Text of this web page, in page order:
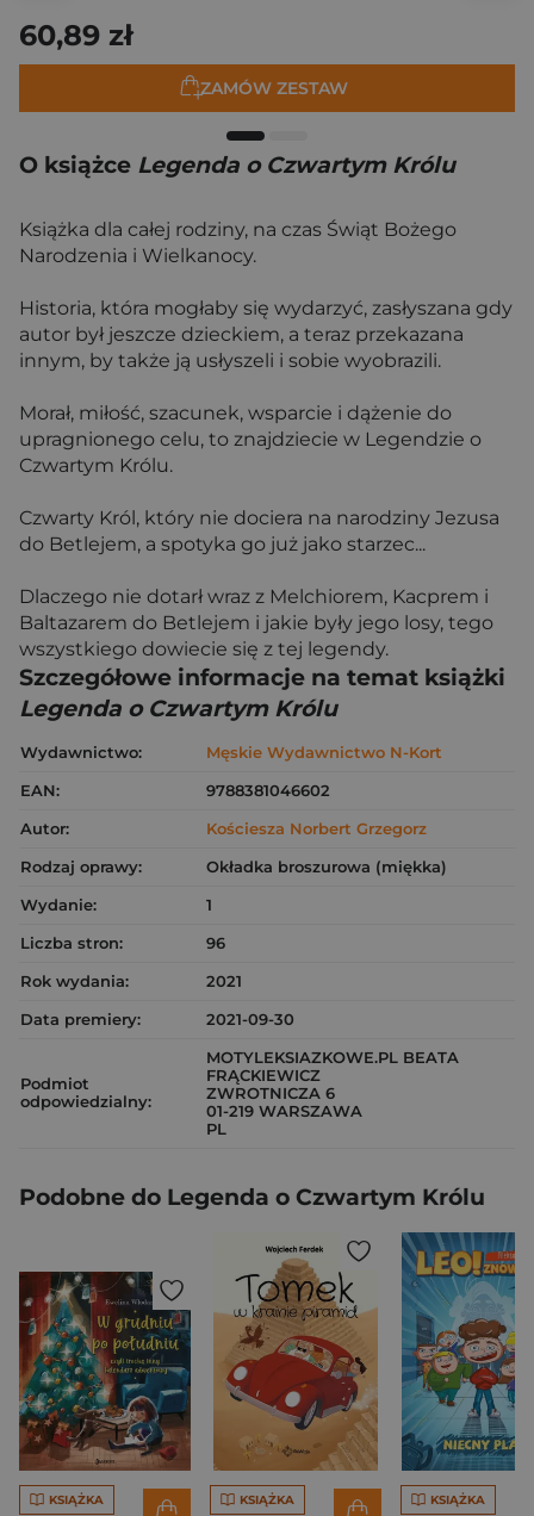
60,89 zł
ZAMÓW ZESTAW
O książce Legenda o Czwartym Królu
Książka dla całej rodziny, na czas Świąt Bożego
Narodzenia i Wielkanocy.
Historia, która mogłaby się wydarzyć, zasłyszana gdy
autor był jeszcze dzieckiem, a teraz przekazana
innym, by także ją usłyszeli i sobie wyobrazili.
Morał, miłość, szacunek, wsparcie i dążenie do
upragnionego celu, to znajdziecie w Legendzie o
Czwartym Królu.
Czwarty Król, który nie dociera na narodziny Jezusa
do Betlejem, a spotyka go już jako starzec...
Dlaczego nie dotarł wraz z Melchiorem, Kacprem i
Baltazarem do Betlejem i jakie były jego losy, tego
wszystkiego dowiecie się z tej legendy.
Szczegółowe informacje na temat książki
Legenda o Czwartym Królu
Wydawnictwo:
Męskie Wydawnictwo N-Kort
EAN:
9788381046602
Autor:
Kościesza Norbert Grzegorz
Rodzaj oprawy:
Okładka broszurowa (miękka)
Wydanie:
1
Liczba stron:
96
Rok wydania:
2021
Data premiery:
2021-09-30
Podmiot
odpowiedzialny:
MOTYLEKSIAZKOWE.PL BEATA
FRĄCKIEWICZ
ZWROTNICZA 6
01-219 WARSZAWA
PL
Podobne do Legenda o Czwartym Królu
KSIĄŻKA KSIĄŻKA KSIĄŻKA